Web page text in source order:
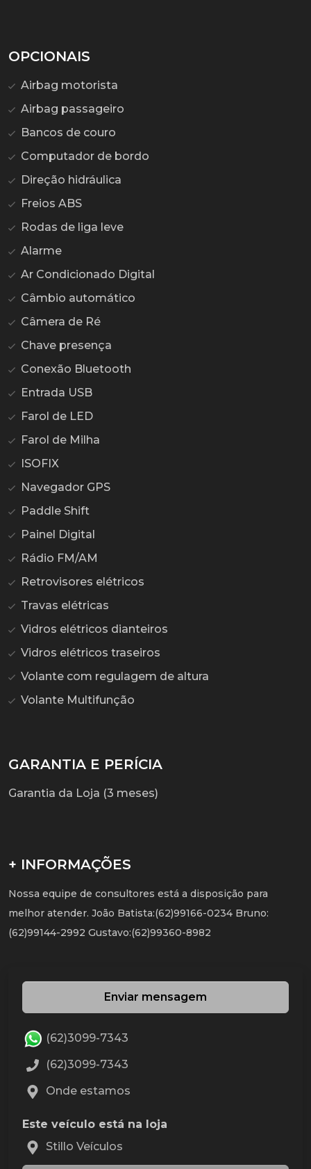
OPCIONAIS
Airbag motorista
Airbag passageiro
Bancos de couro
Computador de bordo
Direção hidráulica
Freios ABS
Rodas de liga leve
Alarme
Ar Condicionado Digital
Câmbio automático
Câmera de Ré
Chave presença
Conexão Bluetooth
Entrada USB
Farol de LED
Farol de Milha
ISOFIX
Navegador GPS
Paddle Shift
Painel Digital
Rádio FM/AM
Retrovisores elétricos
Travas elétricas
Vidros elétricos dianteiros
Vidros elétricos traseiros
Volante com regulagem de altura
Volante Multifunção
GARANTIA E PERÍCIA
Garantia da Loja (3 meses)
+ INFORMAÇÕES
Nossa equipe de consultores está a disposição para
melhor atender. João Batista:(62)99166-0234 Bruno:
(62)99144-2992 Gustavo:(62)99360-8982
Enviar mensagem
(62)3099-7343
(62)3099-7343
Onde estamos
Este veículo está na loja
Stillo Veículos